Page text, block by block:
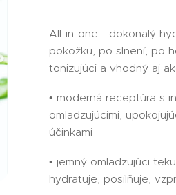
All-in-one - dokonalý
pokožku, po slnení, po
tonizujúci a vhodný aj
• moderná receptúra ​​s
omladzujúcimi,
účinkami
• jemný omladzujúci
hydratuje, posilňuje,